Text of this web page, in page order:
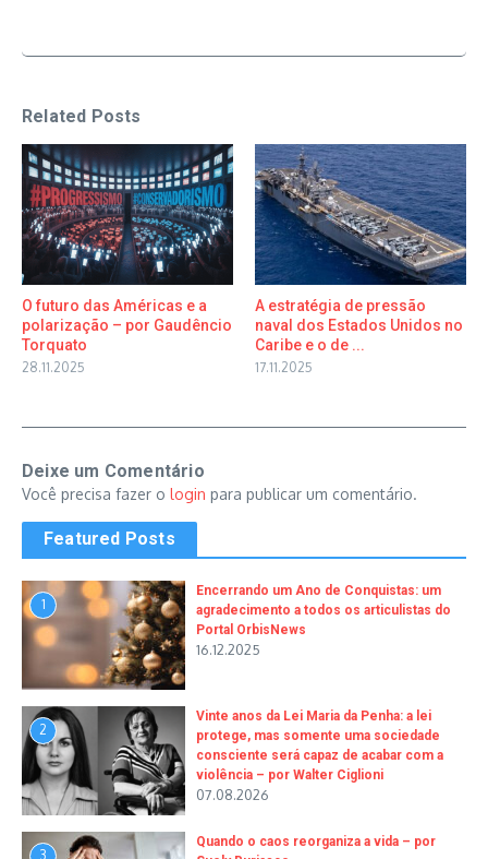
Related Posts
O futuro das Américas e a
polarização – por Gaudêncio
Torquato
28.11.2025
A estratégia de pressão
naval dos Estados Unidos no
Caribe e o de ...
17.11.2025
Deixe um Comentário
Você precisa fazer o login para publicar um comentário.
Featured Posts
1
Encerrando um Ano de Conquistas: um
agradecimento a todos os articulistas do
Portal OrbisNews
16.12.2025
2
Vinte anos da Lei Maria da Penha: a lei
protege, mas somente uma sociedade
consciente será capaz de acabar com a
violência – por Walter Ciglioni
07.08.2026
3
Quando o caos reorganiza a vida – por